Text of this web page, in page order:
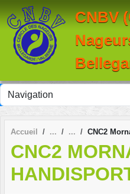
CNBV
Accueil CNC2
CNC2
Panneau de gestion des